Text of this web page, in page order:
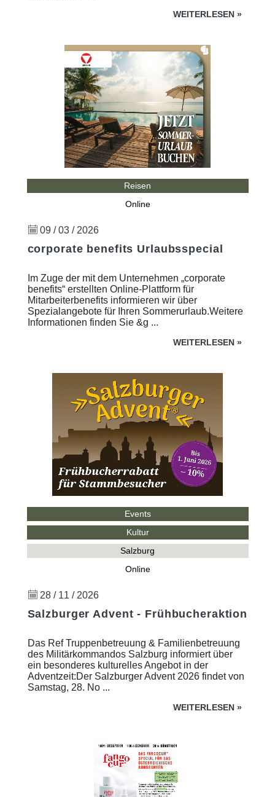
WEITERLESEN »
Reisen
Online
09 / 03 / 2026
corporate benefits Urlaubsspecial
Im Zuge der mit dem Unternehmen „corporate
benefits“ erstellten Online-Plattform für
Mitarbeiterbenefits informieren wir über
Spezialangebote für Ihren Sommerurlaub.Weitere
Informationen finden Sie &g ...
WEITERLESEN »
Events
Kultur
Salzburg
Online
28 / 11 / 2026
Salzburger Advent - Frühbucheraktion
Das Ref Truppenbetreuung & Familienbetreuung
des Militärkommandos Salzburg informiert über
ein besonderes kulturelles Angebot in der
Adventzeit:Der Salzburger Advent 2026 findet von
Samstag, 28. No ...
WEITERLESEN »